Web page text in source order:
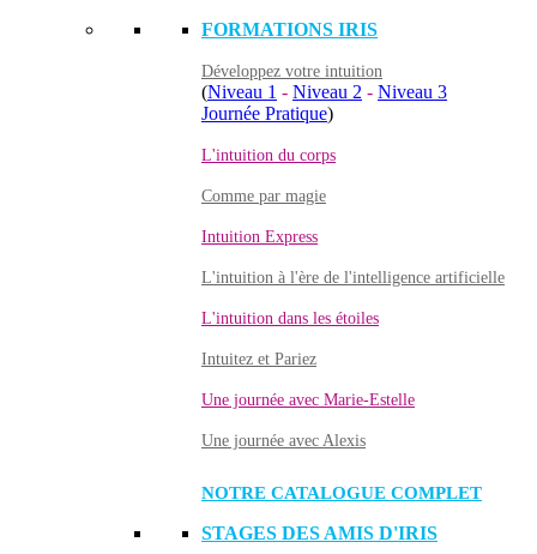
FORMATIONS IRIS
Développez votre intuition
(Niveau 1 - Niveau 2 - Niveau 3
Journée Pratique)
L'intuition du corps
Comme par magie
Intuition Express
L'intuition à l'ère de l'intelligence artificielle
L'intuition dans les étoiles
Intuitez et Pariez
Une journée avec Marie-Estelle
Une journée avec Alexis
NOTRE CATALOGUE COMPLET
STAGES DES AMIS D'IRIS